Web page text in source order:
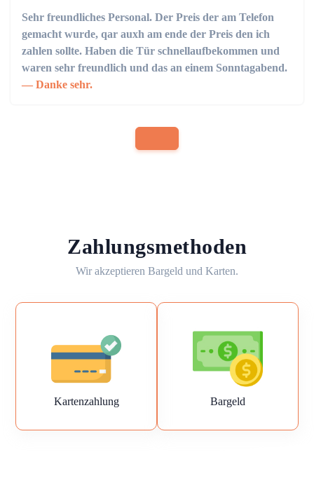
Sehr freundliches Personal. Der Preis der am Telefon
gemacht wurde, qar auxh am ende der Preis den ich
zahlen sollte. Haben die Tür schnellaufbekommen und
waren sehr freundlich und das an einem Sonntagabend.
Danke sehr.
Zahlungsmethoden
Wir akzeptieren Bargeld und Karten.
Kartenzahlung Bargeld